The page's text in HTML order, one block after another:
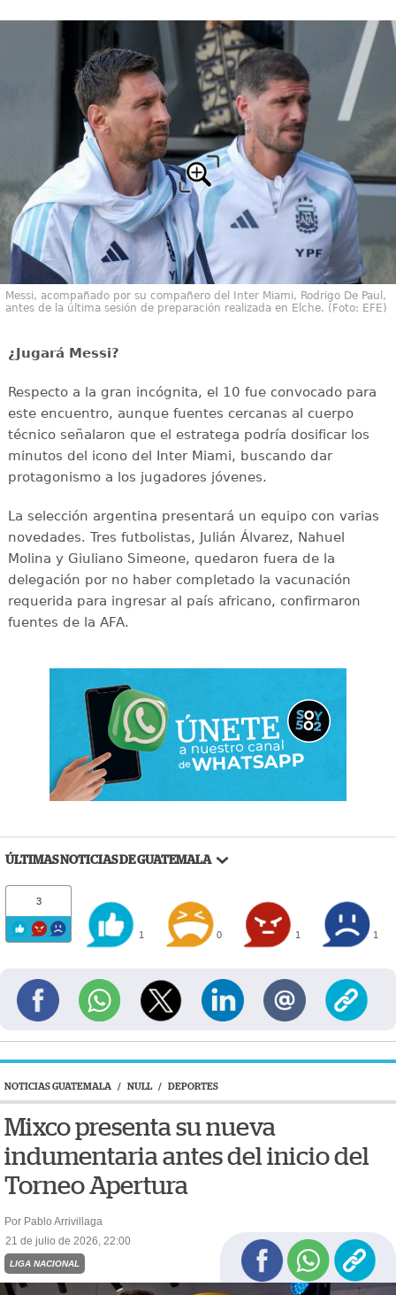
Messi, acompañado por su compañero del Inter Miami, Rodrigo De Paul,
antes de la última sesión de preparación realizada en Elche. (Foto: EFE)
¿Jugará Messi?
Respecto a la gran incógnita, el 10 fue convocado para
este encuentro, aunque fuentes cercanas al cuerpo
técnico señalaron que el estratega podría dosificar los
minutos del icono del Inter Miami, buscando dar
protagonismo a los jugadores jóvenes.
La selección argentina presentará un equipo con varias
novedades. Tres futbolistas, Julián Álvarez, Nahuel
Molina y Giuliano Simeone, quedaron fuera de la
delegación por no haber completado la vacunación
requerida para ingresar al país africano, confirmaron
fuentes de la AFA.
ÚLTIMAS NOTICIAS DE GUATEMALA
3
1 0 1 1
NOTICIAS GUATEMALA / NULL / DEPORTES
Mixco presenta su nueva
indumentaria antes del inicio del
Torneo Apertura
Por Pablo Arrivillaga
21 de julio de 2026, 22:00
LIGA NACIONAL